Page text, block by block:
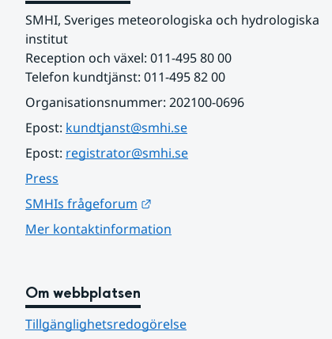
SMHI, Sveriges meteorologiska och hydrologiska
institut
Reception och växel: 011-495 80 00
Telefon kundtjänst: 011-495 82 00
Organisationsnummer: 202100-0696
Epost: kundtjanst@smhi.se
Epost: registrator@smhi.se
Press
SMHIs frågeforum
Mer kontaktinformation
Om webbplatsen
Tillgänglighetsredogörelse